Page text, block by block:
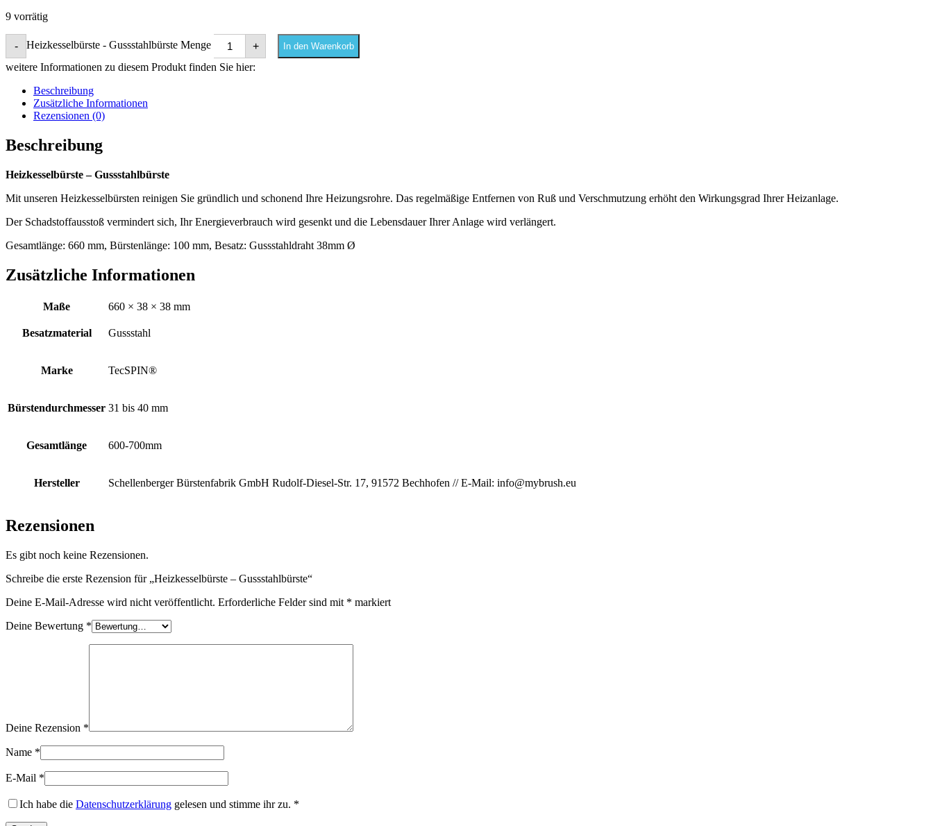
9 vorrätig
- Heizkesselbürste - Gussstahlbürste Menge + In den Warenkorb
weitere Informationen zu diesem Produkt finden Sie hier:
Beschreibung
Zusätzliche Informationen
Rezensionen (0)
Beschreibung
Heizkesselbürste – Gussstahlbürste
Mit unseren Heizkesselbürsten reinigen Sie gründlich und schonend Ihre Heizungsrohre. Das regelmäßige Entfernen von Ruß und Verschmutzung erhöht den Wirkungsgrad Ihrer Heizanlage.
Der Schadstoffausstoß vermindert sich, Ihr Energieverbrauch wird gesenkt und die Lebensdauer Ihrer Anlage wird verlängert.
Gesamtlänge: 660 mm, Bürstenlänge: 100 mm, Besatz: Gussstahldraht 38mm Ø
Zusätzliche Informationen
Maße 660 × 38 × 38 mm
Besatzmaterial Gussstahl
Marke TecSPIN®
Bürstendurchmesser 31 bis 40 mm
Gesamtlänge 600-700mm
Hersteller Schellenberger Bürstenfabrik GmbH Rudolf-Diesel-Str. 17, 91572 Bechhofen // E-Mail: info@mybrush.eu
Rezensionen
Es gibt noch keine Rezensionen.
Schreibe die erste Rezension für „Heizkesselbürste – Gussstahlbürste“
Deine E-Mail-Adresse wird nicht veröffentlicht. Erforderliche Felder sind mit * markiert
Deine Bewertung *
Deine Rezension *
Name *
E-Mail *
Ich habe die Datenschutzerklärung gelesen und stimme ihr zu. *